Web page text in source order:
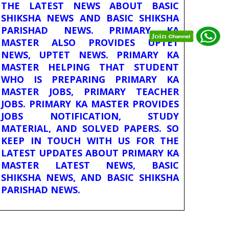
THE LATEST NEWS ABOUT BASIC
SHIKSHA NEWS AND BASIC SHIKSHA
PARISHAD NEWS. PRIMARY KA
MASTER ALSO PROVIDES UPTET
NEWS, UPTET NEWS. PRIMARY KA
MASTER HELPING THAT STUDENT
WHO IS PREPARING PRIMARY KA
MASTER JOBS, PRIMARY TEACHER
JOBS. PRIMARY KA MASTER PROVIDES
JOBS NOTIFICATION, STUDY
MATERIAL, AND SOLVED PAPERS. SO
KEEP IN TOUCH WITH US FOR THE
LATEST UPDATES ABOUT PRIMARY KA
MASTER LATEST NEWS, BASIC
SHIKSHA NEWS, AND BASIC SHIKSHA
PARISHAD NEWS.